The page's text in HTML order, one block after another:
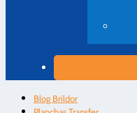
Blog Brildor